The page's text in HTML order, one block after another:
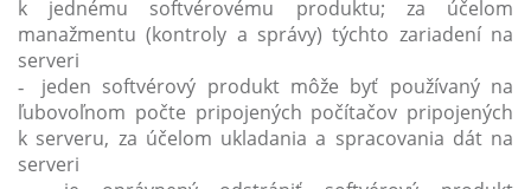
k jednému softvérovému produktu; za účelom
manažmentu (kontroly a správy) týchto zariadení na
serveri
-
jeden softvérový produkt môže byť používaný na
ľubovoľnom počte pripojených počítačov pripojených
k serveru, za účelom ukladania a spracovania dát na
serveri